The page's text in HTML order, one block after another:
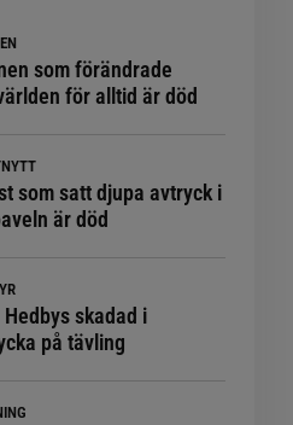
som förändrade
för alltid är död
som satt djupa avtryck i
är död
Hedbys skadad i
på tävling